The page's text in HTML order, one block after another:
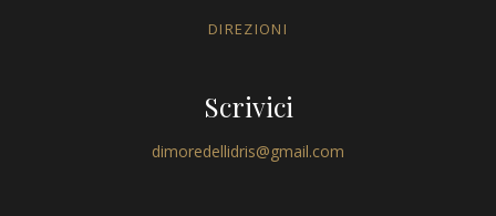
DIREZIONI
Scrivici
dimoredellidris@gmail.com